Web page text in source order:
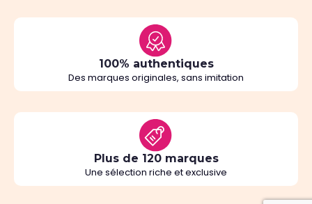
100% authentiques
Des marques originales, sans imitation
Plus de 120 marques
Une sélection riche et exclusive